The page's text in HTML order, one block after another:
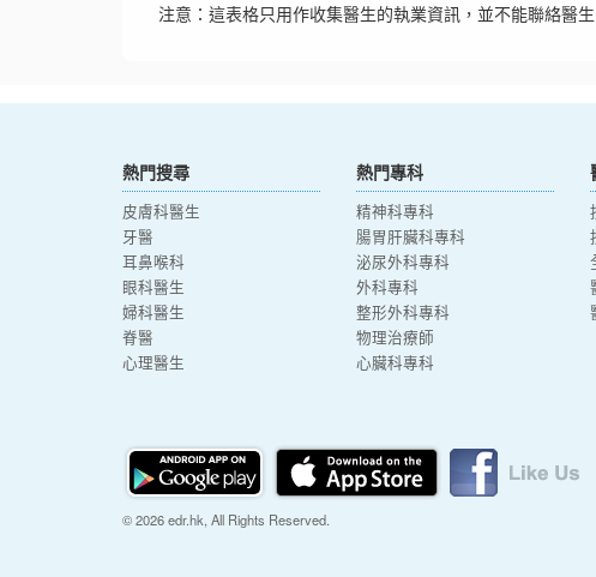
注意：這表格只用作收集醫生的執業資訊，並不能聯絡醫
熱門搜尋
皮膚科醫生
牙醫
耳鼻喉科
眼科醫生
婦科醫生
脊醫
心理醫生
熱門專科
精神科專科
腸胃肝臟科專科
泌尿外科專科
外科專科
整形外科專科
物理治療師
心臟科專科
© 2026 edr.hk, All Rights Reserved.